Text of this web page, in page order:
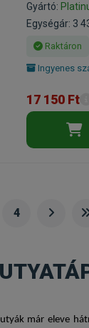
Gyártó:
Egységár: 3
Raktáron
Ingyenes
17 150 Ft
4
már eleve